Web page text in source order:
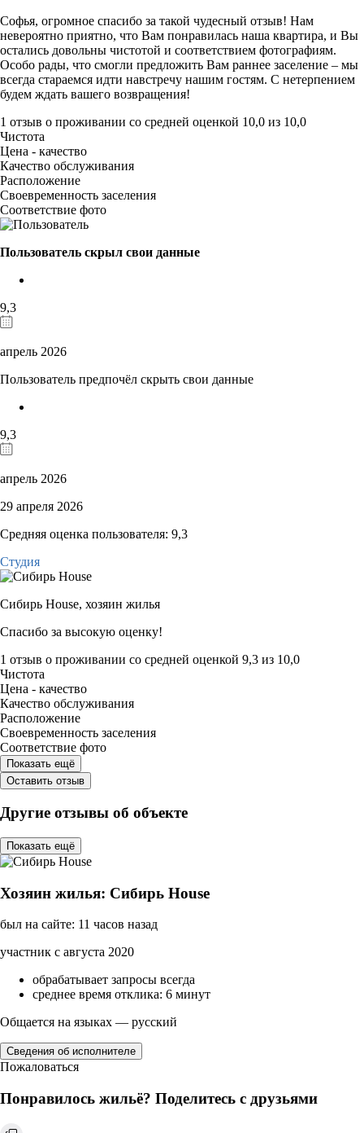
Софья, огромное спасибо за такой чудесный отзыв! Нам
невероятно приятно, что Вам понравилась наша квартира, и Вы
остались довольны чистотой и соответствием фотографиям.
Особо рады, что смогли предложить Вам раннее заселение – мы
всегда стараемся идти навстречу нашим гостям. С нетерпением
будем ждать вашего возвращения!
1 отзыв о проживании со средней оценкой 10,0 из 10,0
Чистота
Цена - качество
Качество обслуживания
Расположение
Своевременность заселения
Соответствие фото
Пользователь скрыл свои данные
9,3
апрель 2026
Пользователь предпочёл скрыть свои данные
9,3
апрель 2026
29 апреля 2026
Средняя оценка пользователя: 9,3
Студия
Сибирь House, хозяин жилья
Спасибо за высокую оценку!
1 отзыв о проживании со средней оценкой 9,3 из 10,0
Чистота
Цена - качество
Качество обслуживания
Расположение
Своевременность заселения
Соответствие фото
Показать ещё
Оставить отзыв
Другие отзывы об объекте
Показать ещё
Хозяин жилья: Сибирь House
был на сайте: 11 часов назад
участник с августа 2020
обрабатывает запросы всегда
среднее время отклика: 6 минут
Общается на языках — русский
Сведения об исполнителе
Пожаловаться
Понравилось жильё? Поделитесь с друзьями